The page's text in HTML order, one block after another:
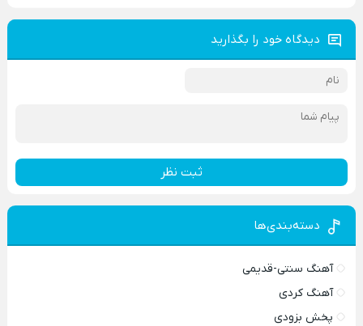
دیدگاه خود را بگذارید
ثبت نظر
دسته‌بندی‌ها
آهنگ سنتی-قدیمی
آهنگ کردی
پخش بزودی